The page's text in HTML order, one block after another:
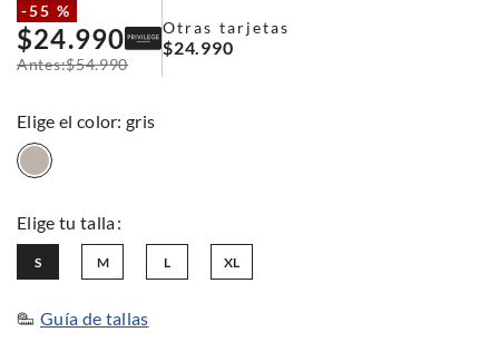
-55 %
$24.990
$54.990
Otras tarjetas
$24.990
: gris
L
M
S XL
Guía de tallas